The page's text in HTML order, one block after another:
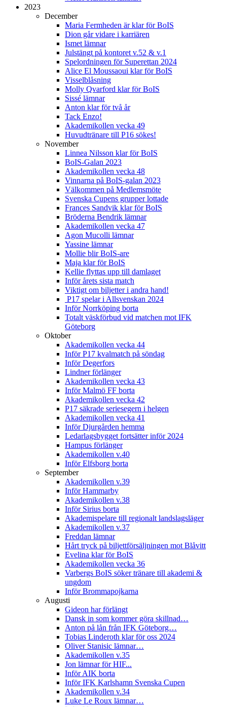
2023
December
Maria Fermheden är klar för BoIS
Dion går vidare i karriären
Ismet lämnar
Julstängt på kontoret v.52 & v.1
Spelordningen för Superettan 2024
Alice El Moussaoui klar för BoIS
Visselblåsning
Molly Qvarford klar för BoIS
Sissé lämnar
Anton klar för två år
Tack Enzo!
Akademikollen vecka 49
Huvudtränare till P16 sökes!
November
Linnea Nilsson klar för BoIS
BoIS-Galan 2023
Akademikollen vecka 48
Vinnarna på BoIS-galan 2023
Välkommen på Medlemsmöte
Svenska Cupens grupper lottade
Frances Sandvik klar för BoIS
Bröderna Bendrik lämnar
Akademikollen vecka 47
Agon Mucolli lämnar
Yassine lämnar
Mollie blir BoIS-are
Maja klar för BoIS
Kellie flyttas upp till damlaget
Inför årets sista match
Viktigt om biljetter i andra hand!
P17 spelar i Allsvenskan 2024
Inför Norrköping borta
Totalt väskförbud vid matchen mot IFK
Göteborg
Oktober
Akademikollen vecka 44
Inför P17 kvalmatch på söndag
Inför Degerfors
Lindner förlänger
Akademikollen vecka 43
Inför Malmö FF borta
Akademikollen vecka 42
P17 säkrade seriesegern i helgen
Akademikollen vecka 41
Inför Djurgården hemma
Ledarlagsbygget fortsätter inför 2024
Hampus förlänger
Akademikollen v.40
Inför Elfsborg borta
September
Akademikollen v.39
Inför Hammarby
Akademikollen v.38
Inför Sirius borta
Akademispelare till regionalt landslagsläger
Akademikollen v.37
Freddan lämnar
Hårt tryck på biljettförsäljningen mot Blåvitt
Evelina klar för BoIS
Akademikollen vecka 36
Varbergs BoIS söker tränare till akademi &
ungdom
Inför Brommapojkarna
Augusti
Gideon har förlängt
Dansk in som kommer göra skillnad…
Anton på lån från IFK Göteborg…
Tobias Linderoth klar för oss 2024
Oliver Stanisic lämnar…
Akademikollen v.35
Jon lämnar för HIF...
Inför AIK borta
Inför IFK Karlshamn Svenska Cupen
Akademikollen v.34
Luke Le Roux lämnar…